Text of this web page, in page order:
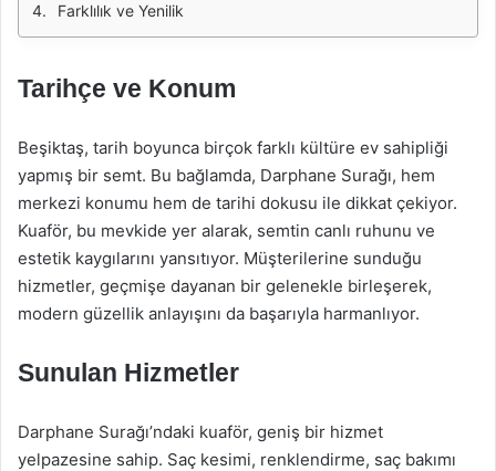
Farklılık ve Yenilik
Tarihçe ve Konum
Beşiktaş, tarih boyunca birçok farklı kültüre ev sahipliği
yapmış bir semt. Bu bağlamda, Darphane Surağı, hem
merkezi konumu hem de tarihi dokusu ile dikkat çekiyor.
Kuaför, bu mevkide yer alarak, semtin canlı ruhunu ve
estetik kaygılarını yansıtıyor. Müşterilerine sunduğu
hizmetler, geçmişe dayanan bir gelenekle birleşerek,
modern güzellik anlayışını da başarıyla harmanlıyor.
Sunulan Hizmetler
Darphane Surağı’ndaki kuaför, geniş bir hizmet
yelpazesine sahip. Saç kesimi, renklendirme, saç bakımı